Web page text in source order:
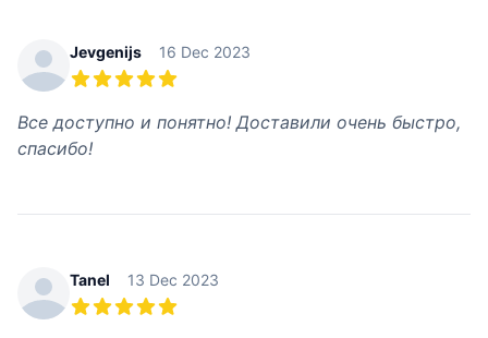
Jevgenijs 16 Dec 2023
Все доступно и понятно! Доставили очень быстро,
спасибо!
Tanel 13 Dec 2023